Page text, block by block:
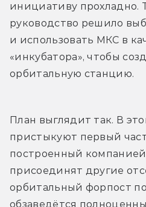
инициативу прохладно.
руководство решило
и использовать МКС в
«инкубатора», чтобы
орбитальную станцию.
План выглядит так. В
пристыкуют первый
построенный
присоединят другие
орбитальный форпост
обзаведётся